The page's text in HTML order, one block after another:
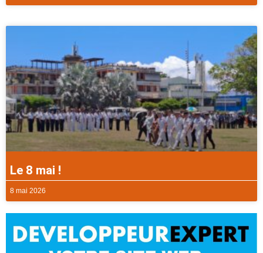
Le 8 mai !
8 mai 2026